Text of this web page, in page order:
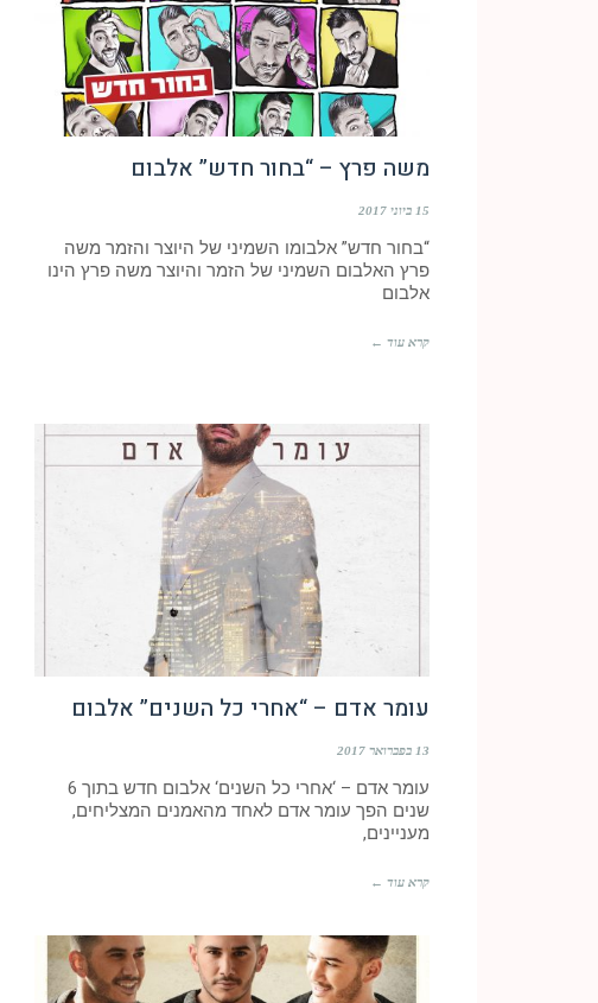
משה פרץ – “בחור חדש” אלבום
15 ביוני 2017
“בחור חדש” אלבומו השמיני של היוצר והזמר משה
פרץ האלבום השמיני של הזמר והיוצר משה פרץ הינו
אלבום
קרא עוד ←
עומר אדם – “אחרי כל השנים” אלבום
13 בפברואר 2017
עומר אדם – ‘אחרי כל השנים‘ אלבום חדש בתוך 6
שנים הפך עומר אדם לאחד מהאמנים המצליחים,
מעניינים,
קרא עוד ←